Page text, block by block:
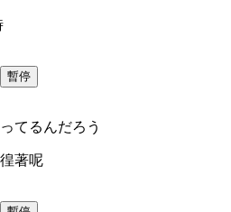
暫停
てるんだろう
著呢